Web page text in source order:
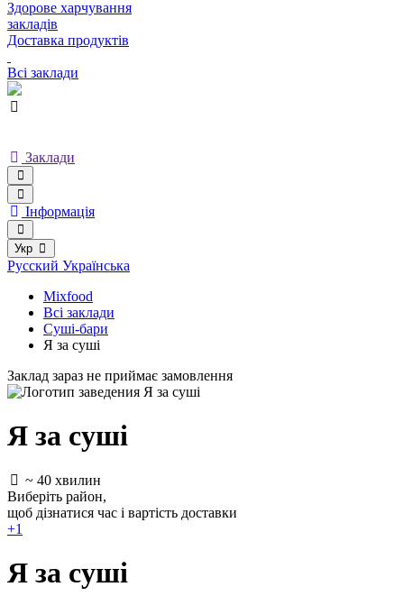
Здорове харчування
закладів
Доставка продуктів
Всі заклади
Заклади
Інформація
Укр
Русский Українська
Mixfood
Всі заклади
Суші-бари
Я за суші
Заклад зараз не приймає замовлення
Я за суші
~ 40 хвилин
Виберіть район,
щоб дізнатися час і вартість доставки
+1
Я за суші